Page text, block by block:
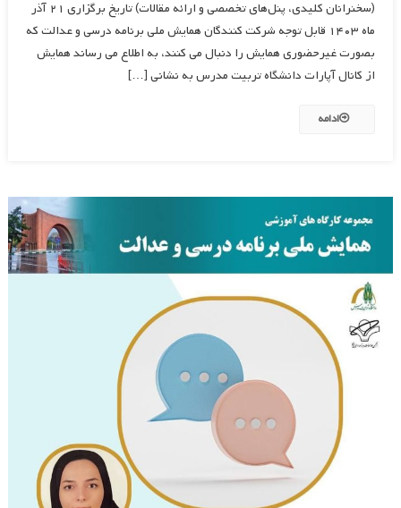
(سخنرانان کلیدی، پنل‌های تخصصی و ارائه مقالات) تاریخ برگزاری ۲۱ آذر
ماه ۱۴۰۳ قابل توجه شرکت کنندگان همایش ملی برنامه درسی و عدالت که
بصورت غیرحضوری همایش را دنبال می کنند، به اطلاع می رساند همایش
از کانال آپارات دانشگاه تربیت مدرس به نشانی […]
ادامه